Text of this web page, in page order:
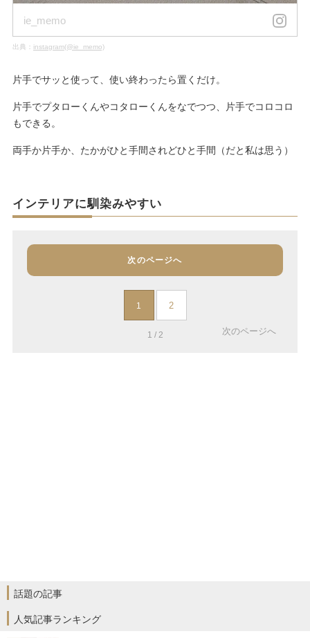
ie_memo
出典： instagram(@ie_memo)
片手でサッと使って、使い終わったら置くだけ。
片手でプタローくんやコタローくんをなでつつ、片手でコロコロ
もできる。
両手か片手か、たかがひと手間されどひと手間（だと私は思う）
インテリアに馴染みやすい
次のページへ
1 2
1 / 2 次のページへ
話題の記事
人気記事ランキング